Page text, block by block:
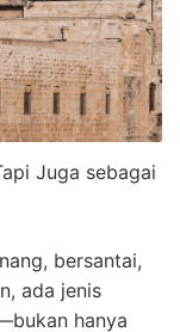
Juga sebagai
bersantai,
ada jenis
hanya